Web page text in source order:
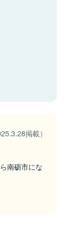
掲載）
南砺市にな